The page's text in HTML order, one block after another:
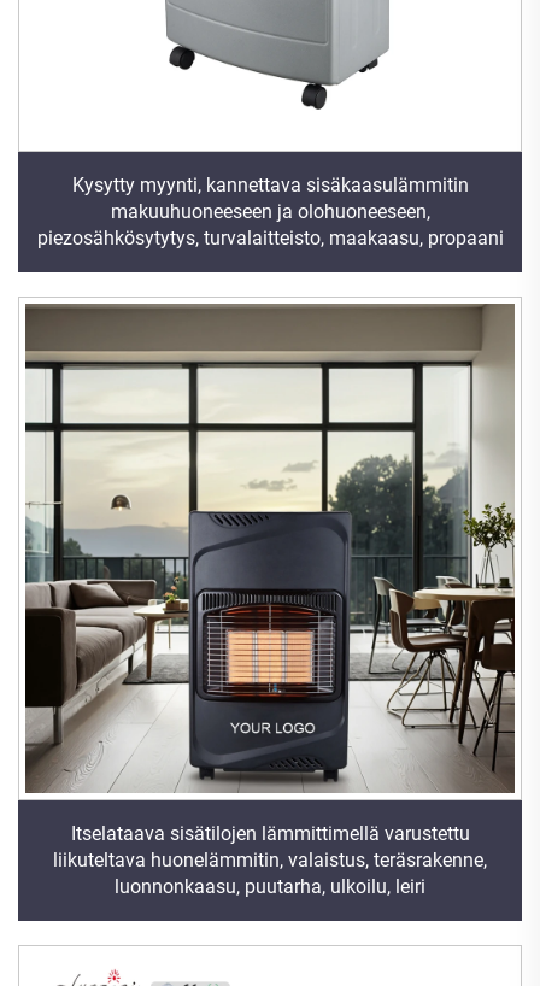
Kysytty myynti, kannettava sisäkaasulämmitin
makuuhuoneeseen ja olohuoneeseen,
piezosähkösytytys, turvalaitteisto, maakaasu, propaani
Itselataava sisätilojen lämmittimellä varustettu
liikuteltava huonelämmitin, valaistus, teräsrakenne,
luonnonkaasu, puutarha, ulkoilu, leiri